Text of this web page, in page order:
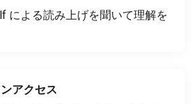
による読み上げを聞いて理解を
アクセス